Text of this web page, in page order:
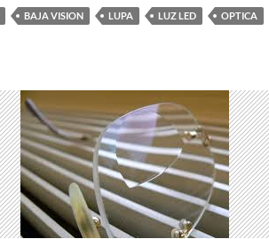
BAJA VISION LUPA LUZ LED
OPTICA